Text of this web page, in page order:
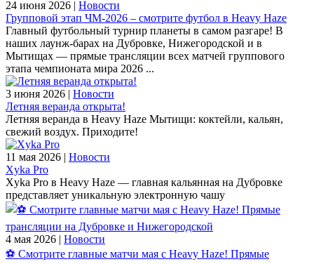
24 июня 2026 | Новости
Групповой этап ЧМ‑2026 – смотрите футбол в Heavy Haze
Главный футбольный турнир планеты в самом разгаре! В
наших лаунж-барах на Дубровке, Нижегородской и в
Мытищах — прямые трансляции всех матчей группового
этапа чемпионата мира 2026 ...
3 июня 2026 | Новости
Летняя веранда открыта!
Летняя веранда в Heavy Haze Мытищи: коктейли, кальян,
свежий воздух. Приходите!
11 мая 2026 | Новости
Xyka Pro
Xyka Pro в Heavy Haze — главная кальянная на Дубровке
представляет уникальную электронную чашу
4 мая 2026 | Новости
⚽️ Смотрите главные матчи мая с Heavy Haze! Прямые